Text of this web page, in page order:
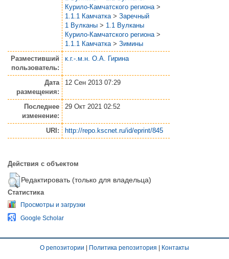
Курило-Камчатского региона >
1.1.1 Камчатка > Заречный
1 Вулканы > 1.1 Вулканы
Курило-Камчатского региона >
1.1.1 Камчатка > Зимины
Разместивший
пользователь:
к.г.-.м.н. О.А. Гирина
Дата
размещения:
12 Сен 2013 07:29
Последнее
изменение:
29 Окт 2021 02:52
URI: http://repo.kscnet.ru/id/eprint/845
Действия с объектом
Редактировать (только для владельца)
Статистика
Просмотры и загрузки
Google Scholar
О репозитории | Политика репозитория | Контакты